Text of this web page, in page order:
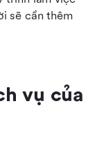
sẽ cần thêm
vụ của